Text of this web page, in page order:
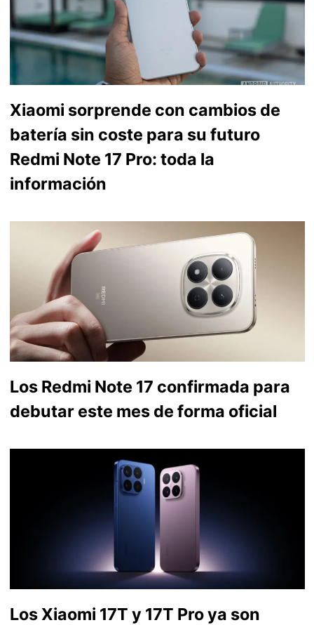
Xiaomi sorprende con cambios de
batería sin coste para su futuro
Redmi Note 17 Pro: toda la
información
Los Redmi Note 17 confirmada para
debutar este mes de forma oficial
Los Xiaomi 17T y 17T Pro ya son